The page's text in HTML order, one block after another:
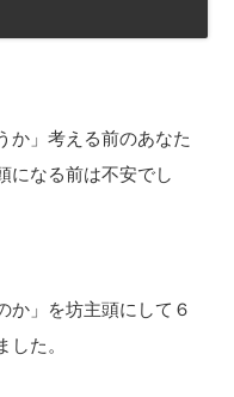
か」考える前のあなた
になる前は不安でし
か」を坊主頭にして６
た。